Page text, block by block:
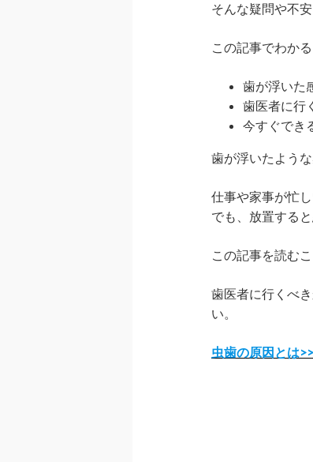
そんな疑問や不安
この記事でわか
歯が浮いた
歯医者に行
今すぐでき
歯が浮いたよう
仕事や家事が忙
でも、放置する
この記事を読む
歯医者に行くべ
い。
虫歯の原因とは>>